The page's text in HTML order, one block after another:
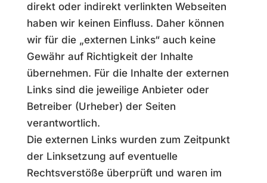
direkt oder indirekt verlinkten Webseiten
haben wir keinen Einfluss. Daher können
wir für die „externen Links“ auch keine
Gewähr auf Richtigkeit der Inhalte
übernehmen. Für die Inhalte der externen
Links sind die jeweilige Anbieter oder
Betreiber (Urheber) der Seiten
verantwortlich.
Die externen Links wurden zum Zeitpunkt
der Linksetzung auf eventuelle
Rechtsverstöße überprüft und waren im